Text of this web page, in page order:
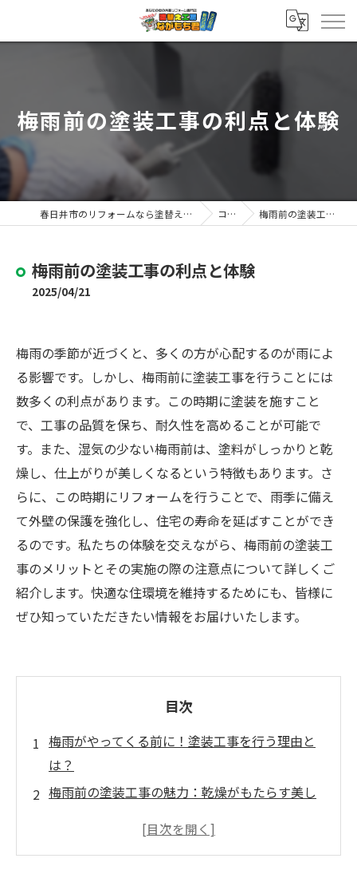
梅雨前の塗装工事の利点と体験
春日井市のリフォームなら塗替え工房ながもち君 春日井店 コラム 梅雨前の塗装工事の利点と体験
梅雨前の塗装工事の利点と体験
2025/04/21
梅雨の季節が近づくと、多くの方が心配するのが雨によ
る影響です。しかし、梅雨前に塗装工事を行うことには
数多くの利点があります。この時期に塗装を施すこと
で、工事の品質を保ち、耐久性を高めることが可能で
す。また、湿気の少ない梅雨前は、塗料がしっかりと乾
燥し、仕上がりが美しくなるという特徴もあります。さ
らに、この時期にリフォームを行うことで、雨季に備え
て外壁の保護を強化し、住宅の寿命を延ばすことができ
るのです。私たちの体験を交えながら、梅雨前の塗装工
事のメリットとその実施の際の注意点について詳しくご
紹介します。快適な住環境を維持するためにも、皆様に
ぜひ知っていただきたい情報をお届けいたします。
目次
梅雨がやってくる前に！塗装工事を行う理由と
は？
梅雨前の塗装工事の魅力：乾燥がもたらす美し
湿気を避ける！梅雨前の塗装工事がもたらす耐